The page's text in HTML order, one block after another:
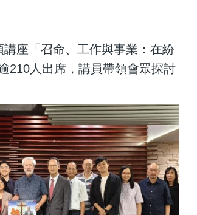
座「召命、工作與事業：在紛
210人出席，講員帶領會眾探討